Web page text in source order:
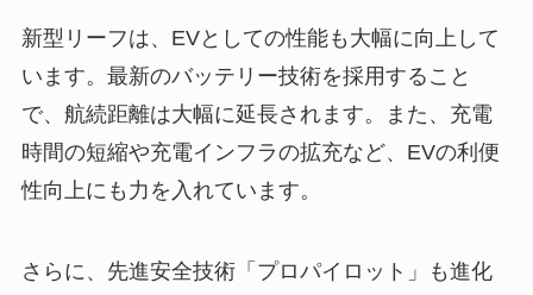
新型リーフは、EVとしての性能も大幅に向上して
います。最新のバッテリー技術を採用すること
で、航続距離は大幅に延長されます。また、充電
時間の短縮や充電インフラの拡充など、EVの利便
性向上にも力を入れています。
さらに、先進安全技術「プロパイロット」も進化